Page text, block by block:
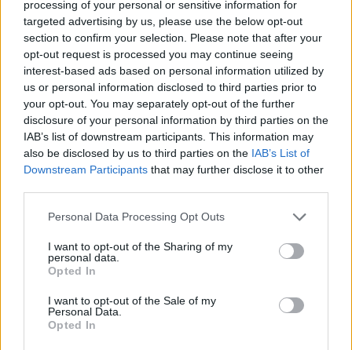
processing of your personal or sensitive information for
targeted advertising by us, please use the below opt-out
section to confirm your selection. Please note that after your
opt-out request is processed you may continue seeing
interest-based ads based on personal information utilized by
us or personal information disclosed to third parties prior to
your opt-out. You may separately opt-out of the further
disclosure of your personal information by third parties on the
IAB’s list of downstream participants. This information may
also be disclosed by us to third parties on the IAB’s List of
Downstream Participants that may further disclose it to other
Personal Data Processing Opt Outs
I want to opt-out of the Sharing of my
personal data.
Opted In
I want to opt-out of the Sale of my
Personal Data.
Opted In
Π. Μαρινάκης: «Το δημογραφικό δεν μπορεί να
περιμένει»
09/08/2026 - 14:34 ΠΟΛΙΤΙΚΗ
Ε. Τουρνάς: Πάνω από 400 πυρκαγιές σε δέκα
ημέρες - Σε επιφυλακή ο κρατικός μηχανισμός
09/08/2026 - 14:17 ΠΟΛΙΤΙΚΗ
Εξαγωγές: Η Ελλάδα κερδίζει τους Ευρωπαίους
ανταγωνιστές – Άνοδος μεριδίων σε 9 από 11
κλάδους (Εθνική Τράπεζα)
Προς εκτύπωση το πολλαπλό βιβλίο - «Σύγχρονο
εκπαιδευτικό υλικό, τόσο σε έντυπη όσο και σε
ηλεκτρονική μορφή»
09/08/2026 - 13:24 ΕΛΛΑΔΑ